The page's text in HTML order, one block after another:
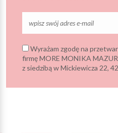
Wyrażam zgodę na
firmę MORE MONIKA MAZUR
z siedzibą w Mickiewicza 22,